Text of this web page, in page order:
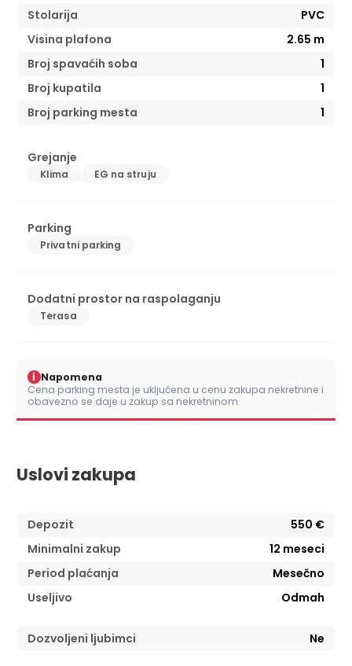
Stolarija
PVC
Visina plafona
2.65 m
Broj spavaćih soba
1
Broj kupatila
1
Broj parking mesta
1
Grejanje
Klima EG na struju
Parking
Privatni parking
Dodatni prostor na raspolaganju
Terasa
i Napomena
Cena parking mesta je uključena u cenu zakupa nekretnine i
obavezno se daje u zakup sa nekretninom.
Uslovi zakupa
Depozit
550 €
Minimalni zakup
12 meseci
Period plaćanja
Mesečno
Useljivo
Odmah
Dozvoljeni ljubimci Ne